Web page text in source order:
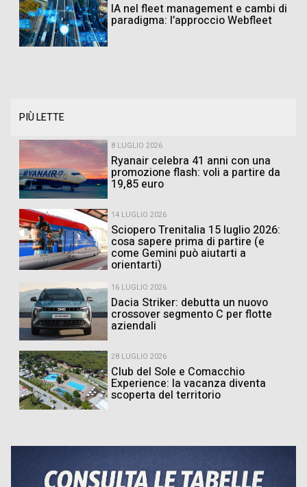
IA nel fleet management e cambi di
paradigma: l’approccio Webfleet
PIÙ LETTE
8 LUGLIO 2026
Ryanair celebra 41 anni con una
promozione flash: voli a partire da
19,85 euro
14 LUGLIO 2026
Sciopero Trenitalia 15 luglio 2026:
cosa sapere prima di partire (e
come Gemini può aiutarti a
orientarti)
16 LUGLIO 2026
Dacia Striker: debutta un nuovo
crossover segmento C per flotte
aziendali
28 LUGLIO 2026
Club del Sole e Comacchio
Experience: la vacanza diventa
scoperta del territorio